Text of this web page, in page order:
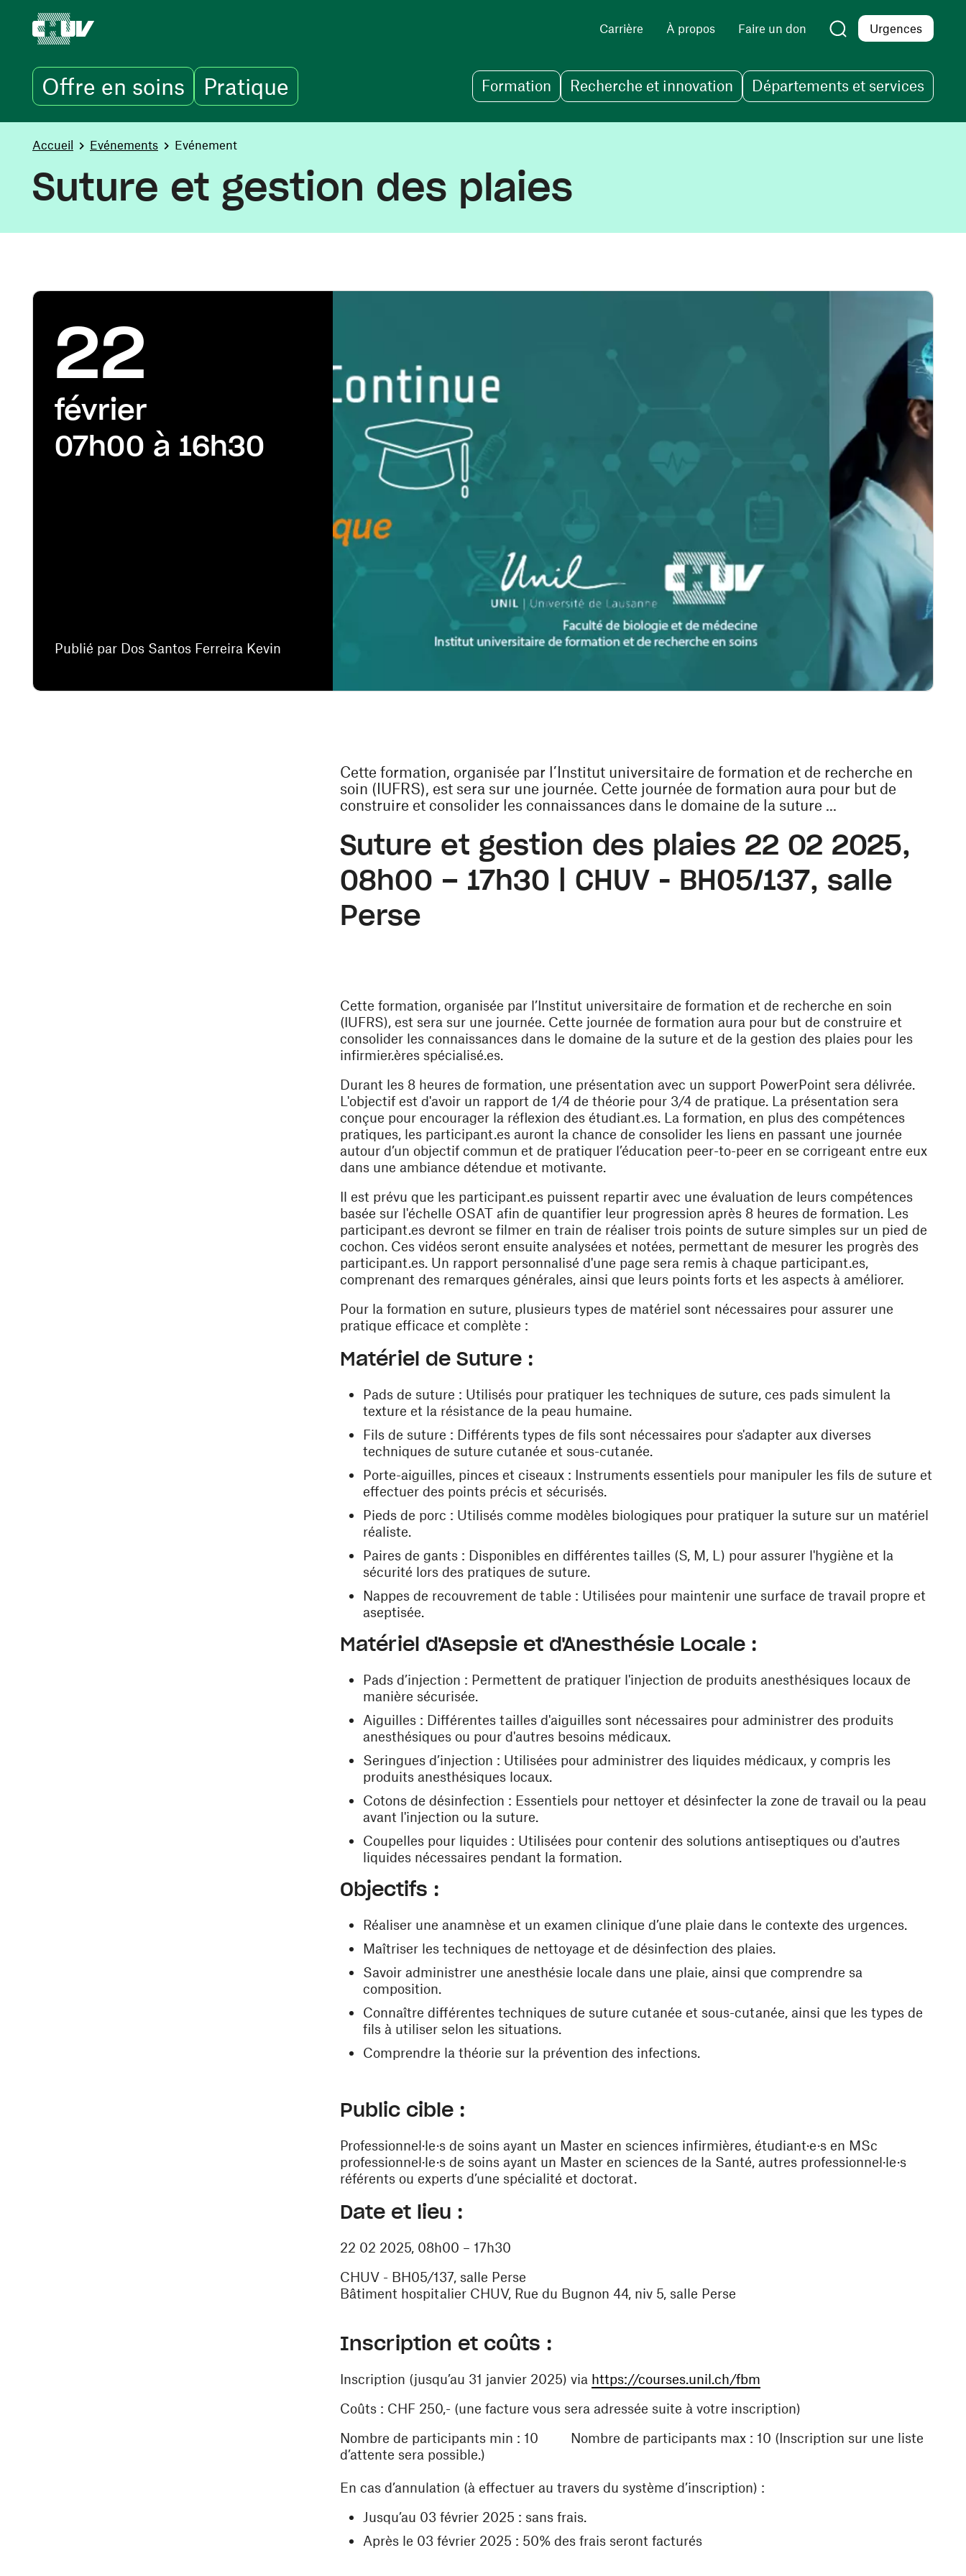
Carrière À propos Faire un don Urgences
Offre en soins Pratique Formation Recherche et innovation Départements et services
You are here:
Accueil Evénements Evénement
Suture et gestion des plaies
Publié par Dos Santos Ferreira Kevin
22
février
07h00 à 16h30
Cette formation, organisée par l’Institut universitaire de formation et de recherche en
soin (IUFRS), est sera sur une journée. Cette journée de formation aura pour but de
construire et consolider les connaissances dans le domaine de la suture ...
Suture et gestion des plaies 22 02 2025,
08h00 – 17h30
| CHUV - BH05/137, salle
Perse
Cette formation, organisée par l’Institut universitaire de formation et de recherche en soin
(IUFRS), est sera sur une journée. Cette journée de formation aura pour but de construire et
consolider les connaissances dans le domaine de la suture et de la gestion des plaies pour les
infirmier.ères spécialisé.es.
Durant les 8 heures de formation, une présentation avec un support PowerPoint sera délivrée.
L'objectif est d'avoir un rapport de 1/4 de théorie pour 3/4 de pratique. La présentation sera
conçue pour encourager la réflexion des étudiant.es. La formation, en plus des compétences
pratiques, les participant.es auront la chance de consolider les liens en passant une journée
autour d’un objectif commun et de pratiquer l’éducation peer-to-peer en se corrigeant entre eux
dans une ambiance détendue et motivante.
Il est prévu que les participant.es puissent repartir avec une évaluation de leurs compétences
basée sur l'échelle OSAT afin de quantifier leur progression après 8 heures de formation. Les
participant.es devront se filmer en train de réaliser trois points de suture simples sur un pied de
cochon. Ces vidéos seront ensuite analysées et notées, permettant de mesurer les progrès des
participant.es. Un rapport personnalisé d'une page sera remis à chaque participant.es,
comprenant des remarques générales, ainsi que leurs points forts et les aspects à améliorer.
Pour la formation en suture, plusieurs types de matériel sont nécessaires pour assurer une
pratique efficace et complète :
Matériel de Suture :
Pads de suture : Utilisés pour pratiquer les techniques de suture, ces pads simulent la
texture et la résistance de la peau humaine.
Fils de suture : Différents types de fils sont nécessaires pour s'adapter aux diverses
techniques de suture cutanée et sous-cutanée.
Porte-aiguilles, pinces et ciseaux : Instruments essentiels pour manipuler les fils de suture et
effectuer des points précis et sécurisés.
Pieds de porc : Utilisés comme modèles biologiques pour pratiquer la suture sur un matériel
réaliste.
Paires de gants : Disponibles en différentes tailles (S, M, L) pour assurer l'hygiène et la
sécurité lors des pratiques de suture.
Nappes de recouvrement de table : Utilisées pour maintenir une surface de travail propre et
aseptisée.
Matériel d'Asepsie et d'Anesthésie Locale :
Pads d’injection : Permettent de pratiquer l'injection de produits anesthésiques locaux de
manière sécurisée.
Aiguilles : Différentes tailles d'aiguilles sont nécessaires pour administrer des produits
anesthésiques ou pour d'autres besoins médicaux.
Seringues d’injection : Utilisées pour administrer des liquides médicaux, y compris les
produits anesthésiques locaux.
Cotons de désinfection : Essentiels pour nettoyer et désinfecter la zone de travail ou la peau
avant l'injection ou la suture.
Coupelles pour liquides : Utilisées pour contenir des solutions antiseptiques ou d'autres
liquides nécessaires pendant la formation.
Objectifs :
Réaliser une anamnèse et un examen clinique d’une plaie dans le contexte des urgences.
Maîtriser les techniques de nettoyage et de désinfection des plaies.
Savoir administrer une anesthésie locale dans une plaie, ainsi que comprendre sa
composition.
Connaître différentes techniques de suture cutanée et sous-cutanée, ainsi que les types de
fils à utiliser selon les situations.
Comprendre la théorie sur la prévention des infections.
Public cible :
Professionnel·le·s de soins ayant un Master en sciences infirmières, étudiant·e·s en MSc
professionnel·le·s de soins ayant un Master en sciences de la Santé, autres professionnel·le·s
référents ou experts d’une spécialité et doctorat.
Date et lieu :
22 02 2025, 08h00 – 17h30
CHUV - BH05/137, salle Perse
Bâtiment hospitalier CHUV, Rue du Bugnon 44, niv 5, salle Perse
Inscription et coûts :
Inscription (jusqu’au 31 janvier 2025) via https://courses.unil.ch/fbm
Coûts : CHF 250,- (une facture vous sera adressée suite à votre inscription)
Nombre de participants min : 10 Nombre de participants max : 10 (Inscription sur une liste
d’attente sera possible.)
En cas d’annulation (à effectuer au travers du système d’inscription) :
Jusqu’au 03 février 2025 : sans frais.
Après le 03 février 2025 : 50% des frais seront facturés